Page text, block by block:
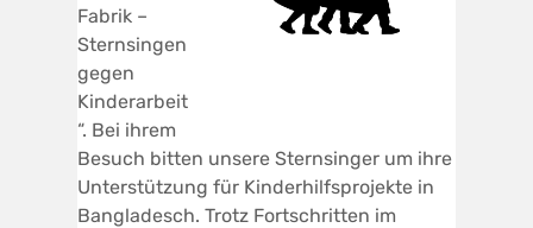
Fabrik –
Sternsingen
gegen
Kinderarbeit
“. Bei ihrem
Besuch bitten unsere Sternsinger um ihre
Unterstützung für Kinderhilfsprojekte in
Bangladesch. Trotz Fortschritten im